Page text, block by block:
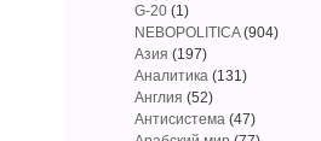
G-20 (1)
NEBOPOLITICA(904)
Азия (197)
Аналитика (131)
Англия (52)
Антисистема (47)